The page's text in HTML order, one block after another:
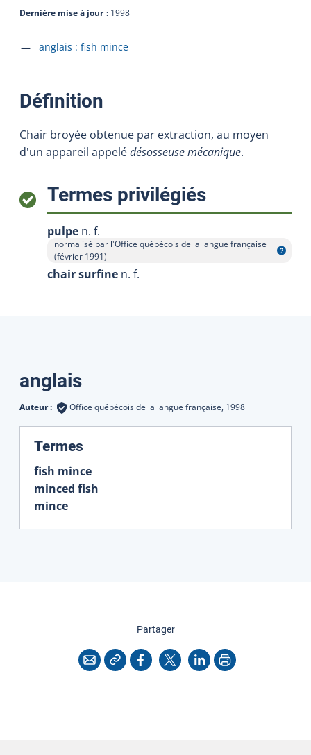
Dernière mise à jour
1998
Accéder à la fiche en
anglais : fish mince
Définition
Chair broyée obtenue par extraction, au moyen
d'un appareil appelédésosseuse mécanique.
Termes privilégiés:
pulpe n. f.
normalisé par l'Office québécois de la langue française
(février 1991)
Afficher l'infobulle
chair surfine n. f.
Traductions
anglais
Auteur : Office québécois de la langue française, 1998
Termes
fish mince
minced fish
mince
Partagercette page
CourrielCopier l'adresse
Facebook
X LinkedInImprimer